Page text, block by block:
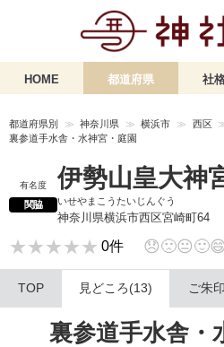
HOME 都道府県 社
都道府県別 神奈川県 横浜市 西区
裏参道手水舎・水神宮・庭園
有名度
関脇
伊勢山皇大神
いせやまこうたいじんぐう
神奈川県横浜市西区宮崎町64
★★★★★
★★★★★ 0件 😞🙁😐🙂😄
TOP 見どころ(13) ご朱印
裏参道手水舎・